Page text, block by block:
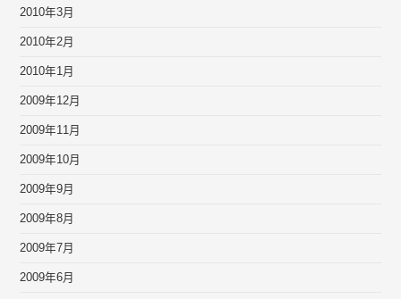
2010年3月
2010年2月
2010年1月
2009年12月
2009年11月
2009年10月
2009年9月
2009年8月
2009年7月
2009年6月